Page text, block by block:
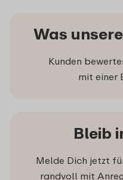
Was
Kunden
mit einer
Bleib
Melde Dich jetzt
randvoll mit